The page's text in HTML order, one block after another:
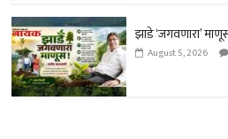
झाडे ‘जगवणारा’
August 5, 2026